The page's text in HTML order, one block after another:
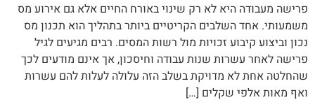
פרישה מעבודה היא לא רק שינוי באורח החיים אלא גם אירוע מס
משמעותי. אחד השלבים הקריטיים ביותר בתהליך הוא תכנון מס
נכון וביצוע קיבוע זכויות מול רשות המסים. רבים מגיעים לגיל
פרישה לאחר עשרות שנות עבודה וחיסכון, אך אינם מודעים לכך
שהחלטה אחת לא מדויקת בשלב הזה עלולה לעלות להם עשרות
ואף מאות אלפי שקלים […]